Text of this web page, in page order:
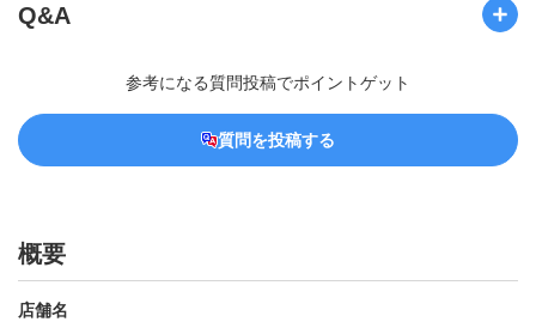
Q&A
参考になる質問投稿でポイントゲット
質問を投稿する
概要
店舗名